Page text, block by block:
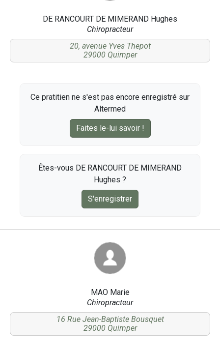
DE RANCOURT DE MIMERAND Hughes
Chiropracteur
20, avenue Yves Thepot
29000 Quimper
Ce pratitien ne s'est pas encore enregistré sur
Altermed
Faites le-lui savoir !
Êtes-vous DE RANCOURT DE MIMERAND
Hughes ?
S'enregistrer
MAO Marie
Chiropracteur
16 Rue Jean-Baptiste Bousquet
29000 Quimper